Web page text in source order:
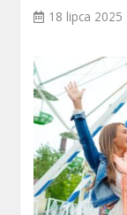
18 lipca 2025